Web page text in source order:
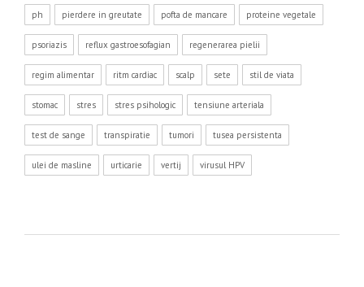
ph pierdere in greutate pofta de mancare proteine vegetale
psoriazis reflux gastroesofagian regenerarea pielii
regim alimentar ritm cardiac scalp sete stil de viata
stomac stres stres psihologic tensiune arteriala
test de sange transpiratie tumori tusea persistenta
ulei de masline urticarie vertij virusul HPV